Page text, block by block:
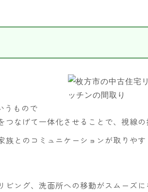
うもので
なげて一体化させることで、視線
とのコミュニケーションが取りや
ング、洗面所への移動がスムーズ